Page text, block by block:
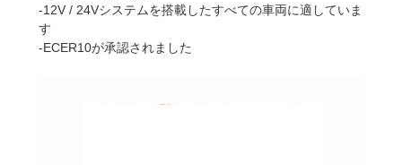
-12V / 24Vシステムを搭載したすべての車両に適していま
す
-ECER10が承認されました